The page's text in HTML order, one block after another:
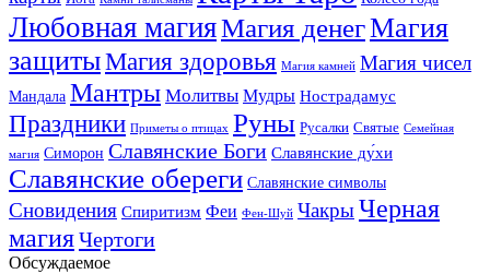
Любовная магияМагия денегМагия
защитыМагия здоровья Магия камней Магия чисел
Мандала Мантры Молитвы Мудры Нострадамус
Праздники Приметы о птицах Руны Русалки Святые Семейная
магия Симорон Славянские Боги Славянские ду́хи
Славянские обереги Славянские символы
Сновидения Спиритизм Феи Фен-Шуй ЧакрыЧерная
магияЧертоги
Обсуждаемое